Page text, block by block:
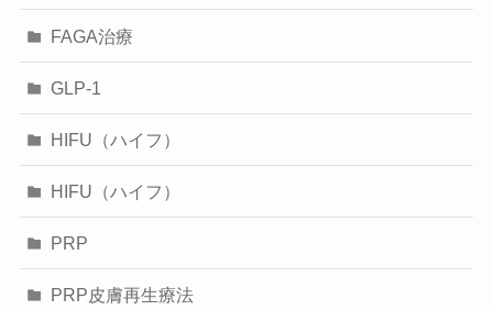
FAGA治療
GLP-1
HIFU（ハイフ）
HIFU（ハイフ）
PRP
PRP皮膚再生療法